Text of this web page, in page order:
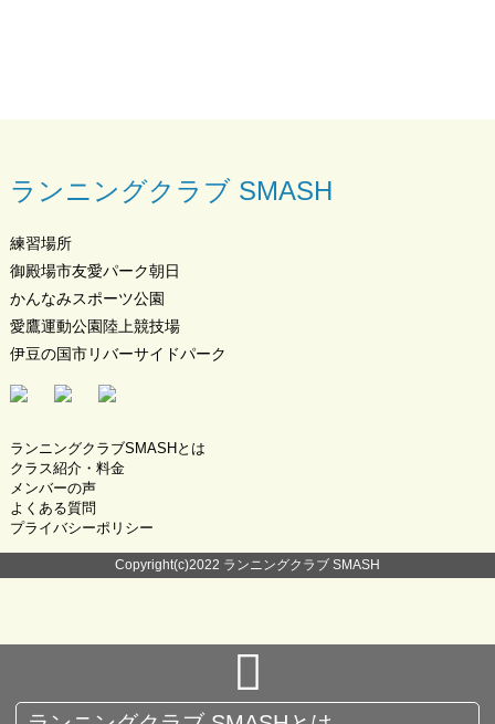
ランニングクラブ SMASH
練習場所
御殿場市友愛パーク朝日
かんなみスポーツ公園
愛鷹運動公園陸上競技場
伊豆の国市リバーサイドパーク
ランニングクラブSMASHとは
クラス紹介・料金
メンバーの声
よくある質問
プライバシーポリシー
Copyright(c)2022 ランニングクラブ SMASH